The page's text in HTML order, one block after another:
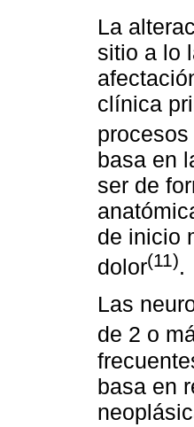
La
sitio a lo
clínica
basa en
ser de
de inicio
dolor(11).
Las
de 2 o
basa en